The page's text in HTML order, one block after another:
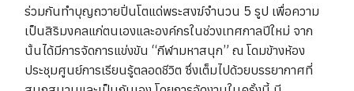
ร่วมกันทำบุญถวายปิ่นโตแด่พระสงฆ์จำนวน 5 รูป เพื่อความ
เป็นสิริมงคลแก่ตนเองและองค์กรในช่วงเทศกาลปีใหม่ จาก
นั้นได้มีการจัดการแข่งขัน “กีฬามหาสนุก” ณ โดมข้างห้อง
ประชุมศูนย์การเรียนรู้ตลอดชีวิต ซึ่งเต็มไปด้วยบรรยากาศที่